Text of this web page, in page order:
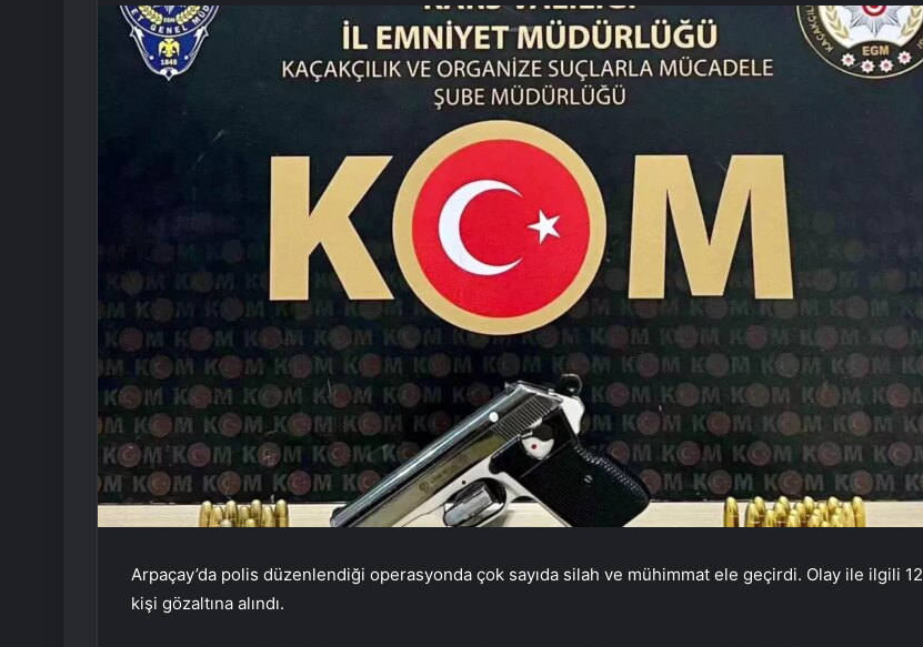
Arpaçay’da polis düzenlendiği operasyonda çok sayıda silah ve mühimmat ele geçirdi. Olay ile ilgili 12
kişi gözaltına alındı.